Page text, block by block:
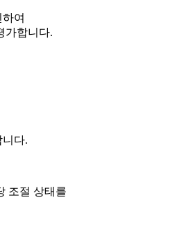
여
가합니다.
다.
조절 상태를